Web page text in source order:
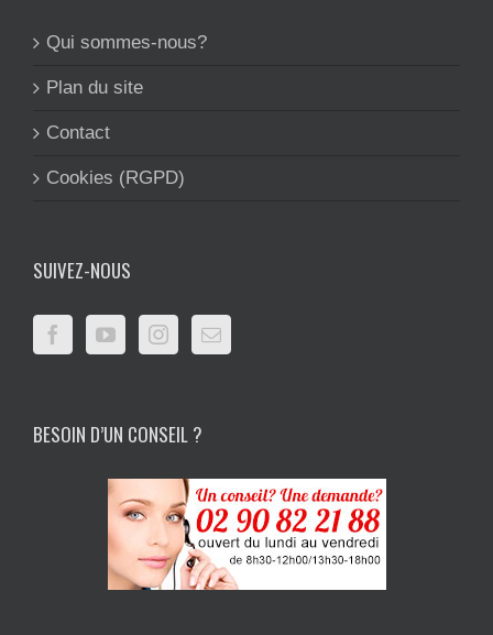
Qui sommes-nous?
Plan du site
Contact
Cookies (RGPD)
SUIVEZ-NOUS
BESOIN D’UN CONSEIL ?